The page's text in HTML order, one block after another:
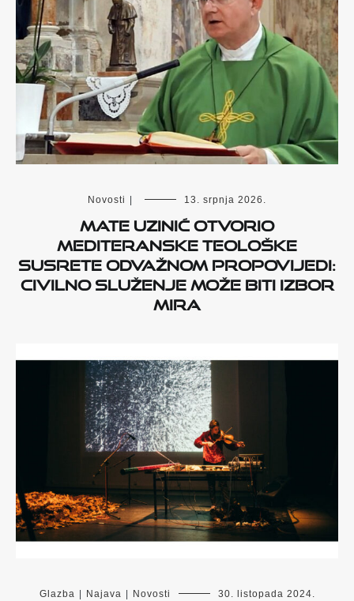
Novosti 13. srpnja 2026.
Mate Uzinić otvorio
Mediteranske teološke
susrete odvažnom propovijedi:
Civilno služenje može biti izbor
mira
Glazba Najava Novosti 30. listopada 2024.